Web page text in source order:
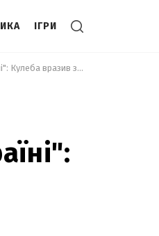
ІГРИ
"У США немає життєво важливого інтересу в Україні": Кулеба вразив заявою